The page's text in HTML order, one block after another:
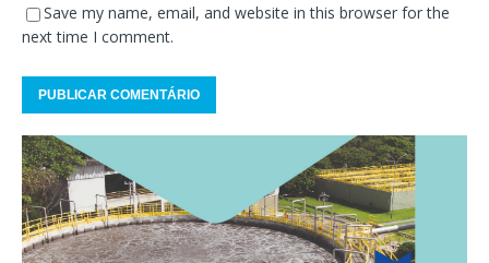
Save my name, email, and website in this browser for the
next time I comment.